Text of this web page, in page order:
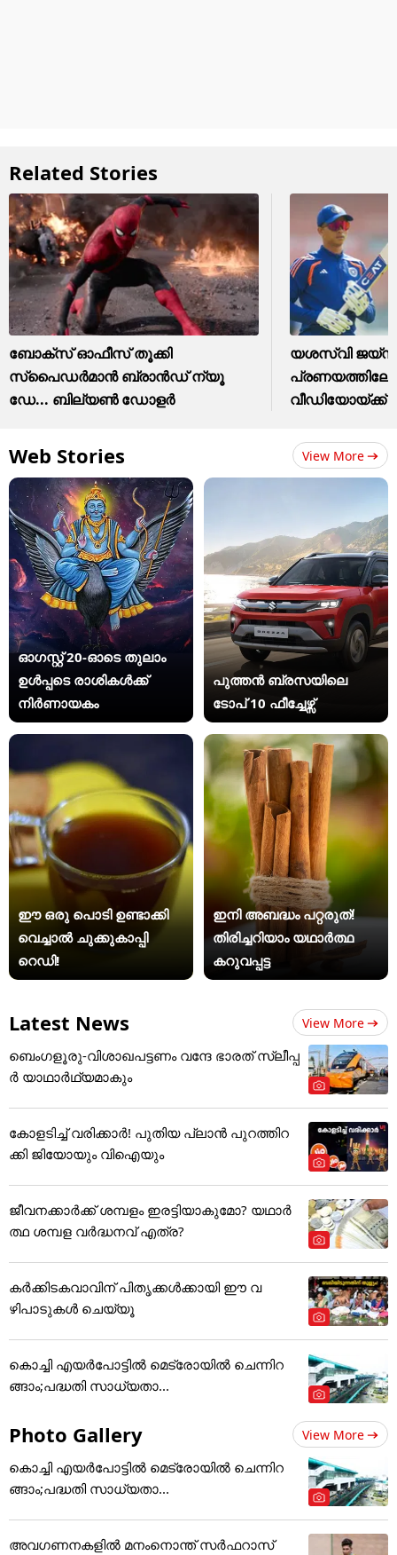
Related Stories
ബോക്സ് ഓഫീസ് തൂക്കി
സ്പൈഡർമാൻ ബ്രാൻഡ് ന്യൂ
ഡേ... ബില്യൺ ഡോളർ
യശസ്വി
വീഡിയോയ്ക്ക്
Web Stories View More
ഓഗസ്റ്റ് 20-ഓടെ തുലാം
ഉൾപ്പടെ രാശികൾക്ക്
നിർണായകം
പുത്തൻ ബ്രസയിലെ
ടോപ് 10 ഫീച്ചേഴ്സ്
ഈ ഒരു പൊടി ഉണ്ടാക്കി
വെച്ചാൽ ചുക്കുകാപ്പി
റെഡി!
ഇനി അബദ്ധം പറ്റരുത്!
തിരിച്ചറിയാം യഥാര്‍ത്ഥ
കറുവപ്പട്ട
Latest News View More
ബെംഗളൂരു-വിശാഖപട്ടണം വന്ദേ ഭാരത് സ്ലീപ്പ
ര്‍ യാഥാര്‍ഥ്യമാകും
കോളടിച്ച് വരിക്കാർ! പുതിയ പ്ലാൻ പുറത്തിറ
ക്കി ജിയോയും വിഐയും
ജീവനക്കാർക്ക് ശമ്പളം ഇരട്ടിയാകുമോ? യഥാർ
ത്ഥ ശമ്പള വർദ്ധനവ് എത്ര?
കർക്കിടകവാവിന് പിതൃക്കൾക്കായി ഈ വ
ഴിപാടുകൾ ചെയ്യൂ
കൊച്ചി എയര്‍പോട്ടില്‍ മെട്രോയില്‍ ചെന്നിറ
ങ്ങാം;പദ്ധതി സാധ്യതാ...
Photo Gallery View More
കൊച്ചി എയര്‍പോട്ടില്‍ മെട്രോയില്‍ ചെന്നിറ
ങ്ങാം;പദ്ധതി സാധ്യതാ...
അവഗണനകളില്‍ മനംനൊന്ത് സര്‍ഫറാസ്